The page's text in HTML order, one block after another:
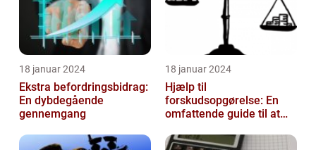
18 januar 2024
Ekstra befordringsbidrag:
En dybdegående
gennemgang
18 januar 2024
Hjælp til
forskudsopgørelse: En
omfattende guide til at
skattesystemet